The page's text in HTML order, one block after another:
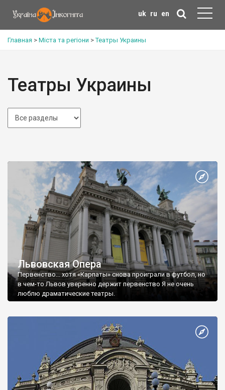
uk ru en
Главная > Міста та регіони >Театры Украины
Театры Украины
Львовская Опера
Первенство... хотя «Карпаты» снова проиграли в футбол, но
в чем-то Львов уверенно держит первенство Я не очень
люблю драматические театры.